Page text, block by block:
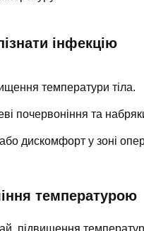
інфекцію
температури тіла.
почервоніння та
дискомфорт у зоні
температурою
підвищення